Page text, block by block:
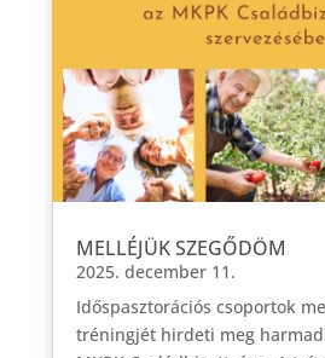
MELLÉJÜK SZEGŐDÖM
2025. december 11.
Időspasztorációs csoportok
tréningjét hirdeti meg